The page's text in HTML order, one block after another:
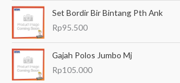
Set Bordir Bir Bintang Pth Ank
Rp95.500
Gajah Polos Jumbo Mj
Rp105.000